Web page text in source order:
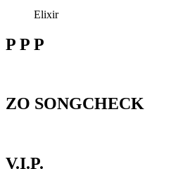
Elixir
P P P
ZO SONGCHECK
V.I.P.